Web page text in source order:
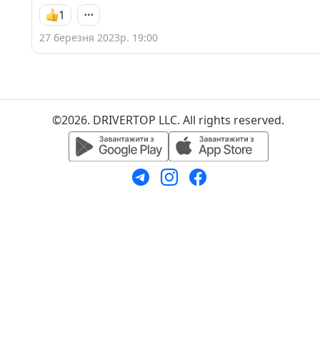
1
27 березня 2023р. 19:00
©2026. DRIVERTOP LLC. All rights reserved.